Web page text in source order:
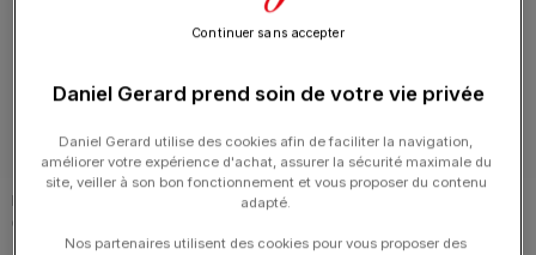
Bague Dinh Van Menottes sur
Chaîne Or Blanc
Puces D’oreilles Dinh Van
Daniel Gerard prend soin de votre vie privée
Daniel Gerard utilise des cookies afin de faciliter la navigation,
améliorer votre expérience d'achat, assurer la sécurité maximale du
site, veiller à son bon fonctionnement et vous proposer du contenu
adapté.
Nos partenaires utilisent des cookies pour vous proposer des
Continuer sans accepter